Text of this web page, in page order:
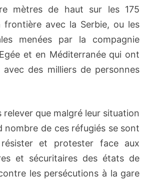
mètres de haut sur les 175
frontière avec la Serbie, ou les
menées par la compagnie
et en Méditerranée qui ont
des milliers de personnes
relever que malgré leur situation
nombre de ces réfugiés se sont
et protester face aux
et sécuritaires des états de
les persécutions à la gare